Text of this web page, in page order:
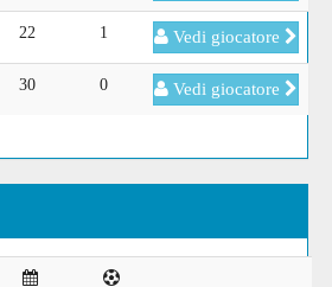
22 1 Vedi giocatore
30 0 Vedi giocatore